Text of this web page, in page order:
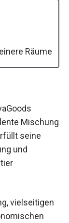
Räume
Mischung
seine
und
vielseitigen